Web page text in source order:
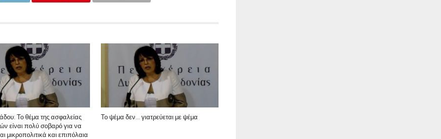
Το θέμα της ασφαλείας
είναι πολύ σοβαρό για να
μικροπολιτικά και επιπόλαια
Το ψέμα δεν… γιατρεύεται με ψέμα